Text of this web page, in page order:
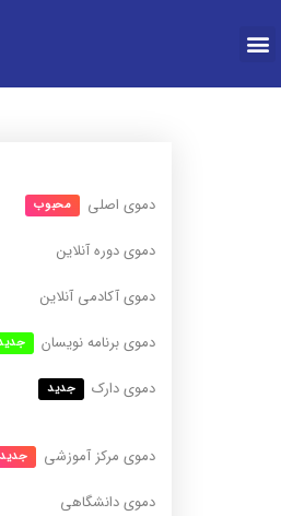
دموی اصلی محبوب
دموی دوره آنلاین
دموی آکادمی آنلاین
دموی برنامه نویسان
دموی دارک جدید
دموی مرکز آموزشی جدید
دموی دانشگاهی